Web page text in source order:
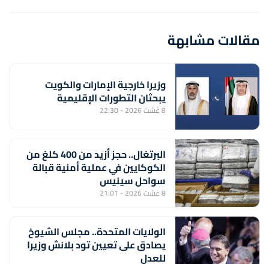
مقالات مشابهة
وزيرا خارجية الإمارات والكويت
يبحثان التطورات الإقليمية
8 غشت 2026 - 22:30
البرتغال.. حجز أزيد من 400 كلغ من
الكوكايين في عملية أمنية قبالة
سواحل سينيس
8 غشت 2026 - 21:01
الولايات المتحدة.. مجلس الشيوخ
يصادق على تعيين تود بلانش وزيرا
للعدل